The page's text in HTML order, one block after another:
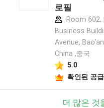
로필
Room 602,
Business
Avenue,
China ,중국
5.0
확인된 공
더 많은 것